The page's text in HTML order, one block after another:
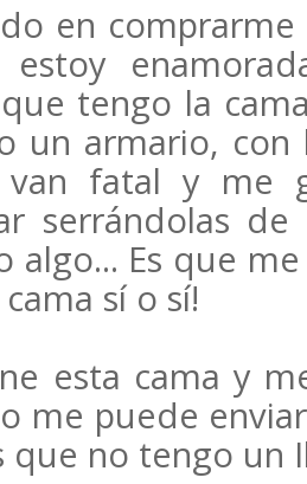
en
estoy
tengo la
un armario,
fatal y me
serrándolas
algo... Es que
sí o sí!
esta cama y
me puede
que no tengo un